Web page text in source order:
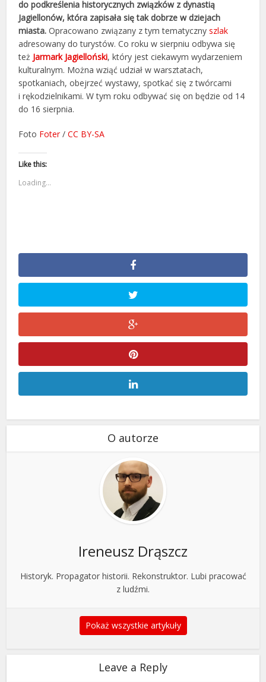
do podkreślenia historycznych związków z dynastią
Jagiellonów, która zapisała się tak dobrze w dziejach
miasta. Opracowano związany z tym tematycznyszlak
adresowany do turystów. Co roku w sierpniu odbywa się
też Jarmark Jagielloński, który jest ciekawym wydarzeniem
kulturalnym. Można wziąć udział w warsztatach,
spotkaniach, obejrzeć wystawy, spotkać się z twórcami
i rękodzielnikami. W tym roku odbywać się on będzie od 14
do 16 sierpnia.
Foto Foter/CC BY-SA
Like this:
Loading...
O autorze
Ireneusz Drąszcz
Historyk. Propagator historii. Rekonstruktor. Lubi pracować
z ludźmi.
Pokaż wszystkie artykuły
Leave a Reply